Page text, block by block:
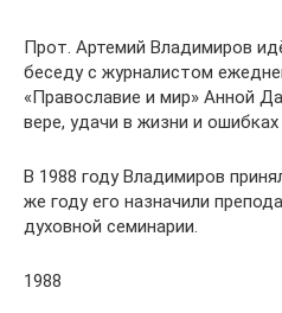
Прот. Артемий Владимиров
беседу с журналистом
«Православие и мир» Анной
вере, удачи в жизни и ошибках
В 1988 году Владимиров
же году его назначили
духовной семинарии.
1988